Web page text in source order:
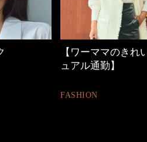
【ワーママのきれ
ュアル通勤】
FASHION